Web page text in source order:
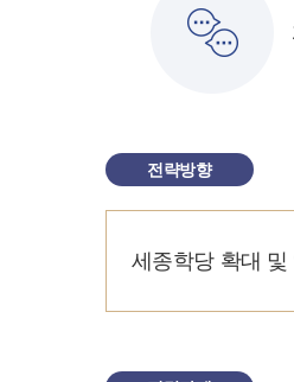
전략방향
세종학당 확대 및